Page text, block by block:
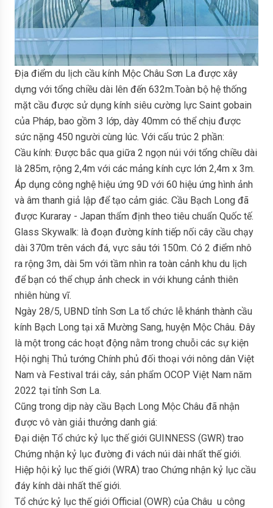
Địa điểm du lịch cầu kính Mộc Châu Sơn La được xây
dựng với tổng chiều dài lên đến 632m.Toàn bộ hệ thống
mặt cầu được sử dụng kính siêu cường lực Saint gobain
của Pháp, bao gồm 3 lớp, dày 40mm có thể chịu được
sức nặng 450 người cùng lúc. Với cấu trúc 2 phần:
Cầu kính: Được bắc qua giữa 2 ngọn núi với tổng chiều dài
là 285m, rộng 2,4m với các mảng kính cực lớn 2,4m x 3m.
Áp dụng công nghệ hiệu ứng 9D với 60 hiệu ứng hình ảnh
và âm thanh giả lập để tạo cảm giác. Cầu Bạch Long đã
được Kuraray - Japan thẩm định theo tiêu chuẩn Quốc tế.
Glass Skywalk: là đoạn đường kính tiếp nối cây cầu chạy
dài 370m trên vách đá, vực sâu tới 150m. Có 2 điểm nhô
ra rộng 3m, dài 5m với tầm nhìn ra toàn cảnh khu du lịch
để bạn có thể chụp ảnh check in với khung cảnh thiên
nhiên hùng vĩ.
Ngày 28/5, UBND tỉnh Sơn La tổ chức lễ khánh thành cầu
kính Bạch Long tại xã Mường Sang, huyện Mộc Châu. Đây
là một trong các hoạt động nằm trong chuỗi các sự kiện
Hội nghị Thủ tướng Chính phủ đối thoại với nông dân Việt
Nam và Festival trái cây, sản phẩm OCOP Việt Nam năm
2022 tại tỉnh Sơn La.
Cũng trong dịp này cầu Bạch Long Mộc Châu đã nhận
được vô vàn giải thưởng danh giá:
Đại diện Tổ chức kỷ lục thế giới GUINNESS (GWR) trao
Chứng nhận kỷ lục đường đi vách núi dài nhất thế giới.
Hiệp hội kỷ lục thế giới (WRA) trao Chứng nhận kỷ lục cầu
đáy kính dài nhất thế giới.
Tổ chức kỷ lục thế giới Official (OWR) của Châu u công